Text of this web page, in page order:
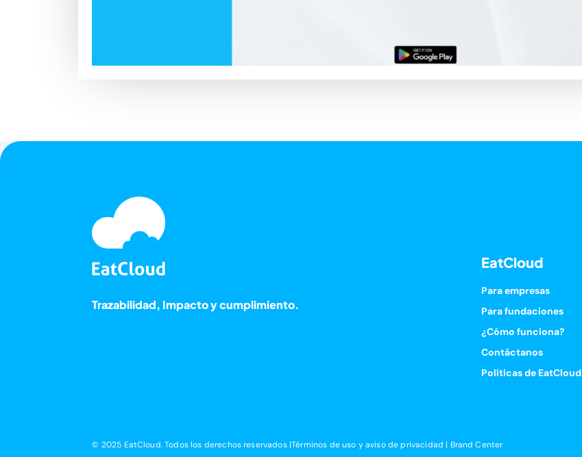
Trazabilidad, Impacto y cumplimiento.
EatCloud
Para empresas
Para fundaciones
¿Cómo funciona?
Contáctanos
Políticas de EatCloud
© 2025 EatCloud. Todos los derechos reservados |Términos de uso y aviso de privacidad | Brand Center